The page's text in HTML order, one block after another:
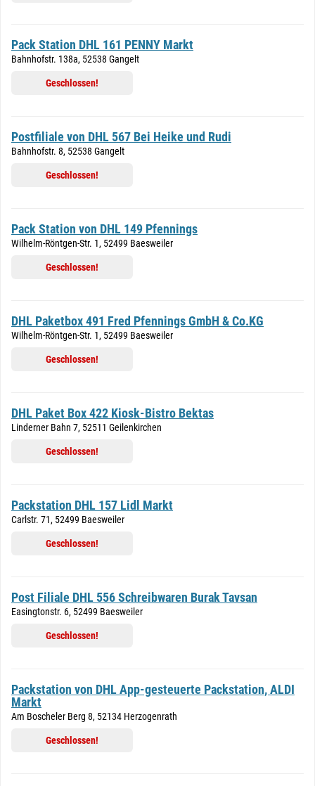
Pack Station DHL 161 PENNY Markt
Bahnhofstr. 138a, 52538 Gangelt
Geschlossen!
Postfiliale von DHL 567 Bei Heike und Rudi
Bahnhofstr. 8, 52538 Gangelt
Geschlossen!
Pack Station von DHL 149 Pfennings
Wilhelm-Röntgen-Str. 1, 52499 Baesweiler
Geschlossen!
DHL Paketbox 491 Fred Pfennings GmbH & Co.KG
Wilhelm-Röntgen-Str. 1, 52499 Baesweiler
Geschlossen!
DHL Paket Box 422 Kiosk-Bistro Bektas
Linderner Bahn 7, 52511 Geilenkirchen
Geschlossen!
Packstation DHL 157 Lidl Markt
Carlstr. 71, 52499 Baesweiler
Geschlossen!
Post Filiale DHL 556 Schreibwaren Burak Tavsan
Easingtonstr. 6, 52499 Baesweiler
Geschlossen!
Packstation von DHL App-gesteuerte Packstation, ALDI
Markt
Am Boscheler Berg 8, 52134 Herzogenrath
Geschlossen!